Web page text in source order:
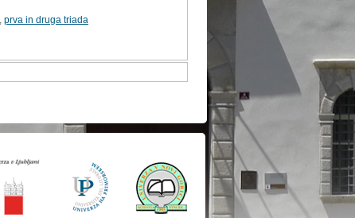
prva in druga triada